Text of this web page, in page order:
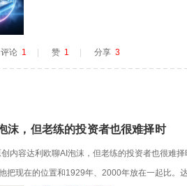
评论 1 | 赞 1 | 分享 3
沫，但老练的投资者也很难择时
内容达利欧聊AI泡沫，但老练的投资者也很难
把现在的位置和1929年、2000年放在一起比。